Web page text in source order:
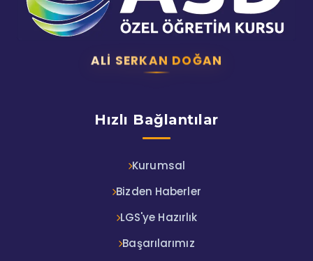
ALI SERKAN DOĞAN
Hızlı Bağlantılar
Kurumsal
Bizden Haberler
LGS'ye Hazırlık
Başarılarımız